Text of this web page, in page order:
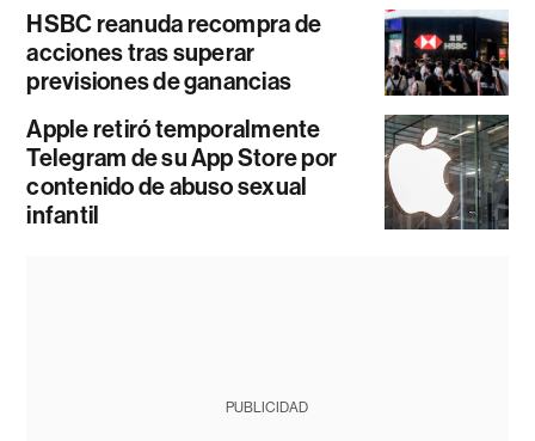
HSBC reanuda recompra de
acciones tras superar
previsiones de ganancias
Apple retiró temporalmente
Telegram de su App Store por
contenido de abuso sexual
infantil
PUBLICIDAD